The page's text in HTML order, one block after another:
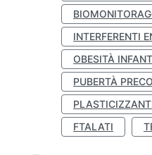
INTERFERENTI
OBESITÀ
PUBERTÀ
FTALATI